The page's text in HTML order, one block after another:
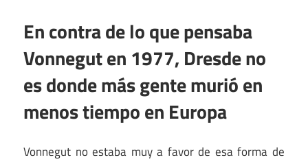
En contra de lo que pensaba
Vonnegut en 1977, Dresde no
es donde más gente murió en
menos tiempo en Europa
Vonnegut no estaba muy a favor de esa forma de